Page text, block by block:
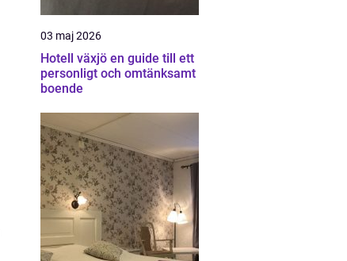
03 maj 2026
Hotell växjö en guide till ett
personligt och omtänksamt
boende